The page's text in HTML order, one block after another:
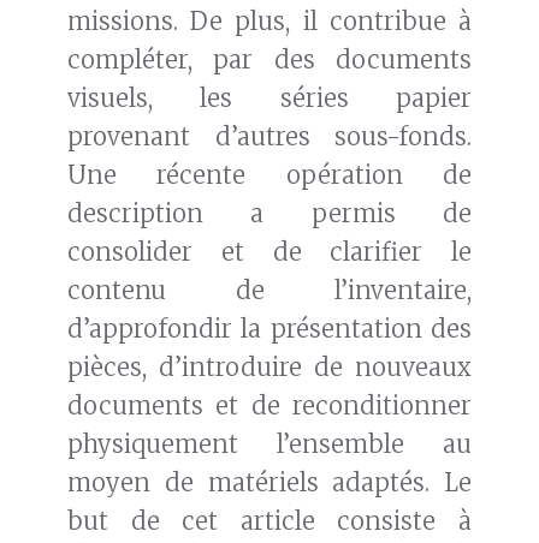
missions. De plus, il contribue à
compléter, par des documents
visuels, les séries papier
provenant d’autres sous-fonds.
Une récente opération de
description a permis de
consolider et de clarifier le
contenu de l’inventaire,
d’approfondir la présentation des
pièces, d’introduire de nouveaux
documents et de reconditionner
physiquement l’ensemble au
moyen de matériels adaptés. Le
but de cet article consiste à